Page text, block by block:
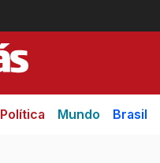
Política Mundo Brasil